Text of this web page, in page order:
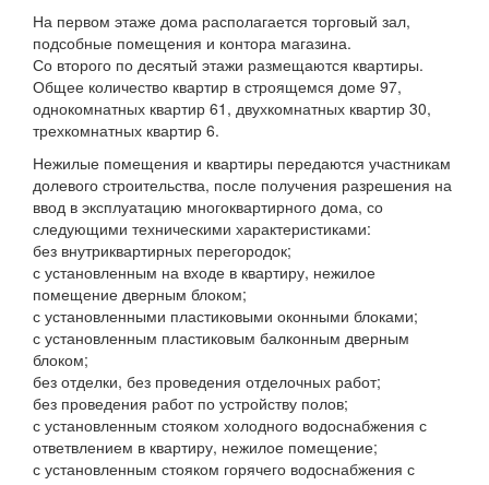
На первом этаже дома располагается торговый зал,
подсобные помещения и контора магазина.
Со второго по десятый этажи размещаются квартиры.
Общее количество квартир в строящемся доме 97,
однокомнатных квартир 61, двухкомнатных квартир 30,
трехкомнатных квартир 6.
Нежилые помещения и квартиры передаются участникам
долевого строительства, после получения разрешения на
ввод в эксплуатацию многоквартирного дома, со
следующими техническими характеристиками:
без внутриквартирных перегородок;
с установленным на входе в квартиру, нежилое
помещение дверным блоком;
с установленными пластиковыми оконными блоками;
с установленным пластиковым балконным дверным
блоком;
без отделки, без проведения отделочных работ;
без проведения работ по устройству полов;
с установленным стояком холодного водоснабжения с
ответвлением в квартиру, нежилое помещение;
с установленным стояком горячего водоснабжения с